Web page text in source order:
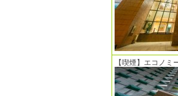
【喫煙】エコノ